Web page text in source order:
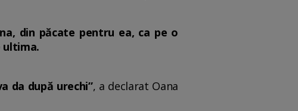
din păcate pentru ea, ca pe o
ultima.
da după urechi”, a declarat Oana